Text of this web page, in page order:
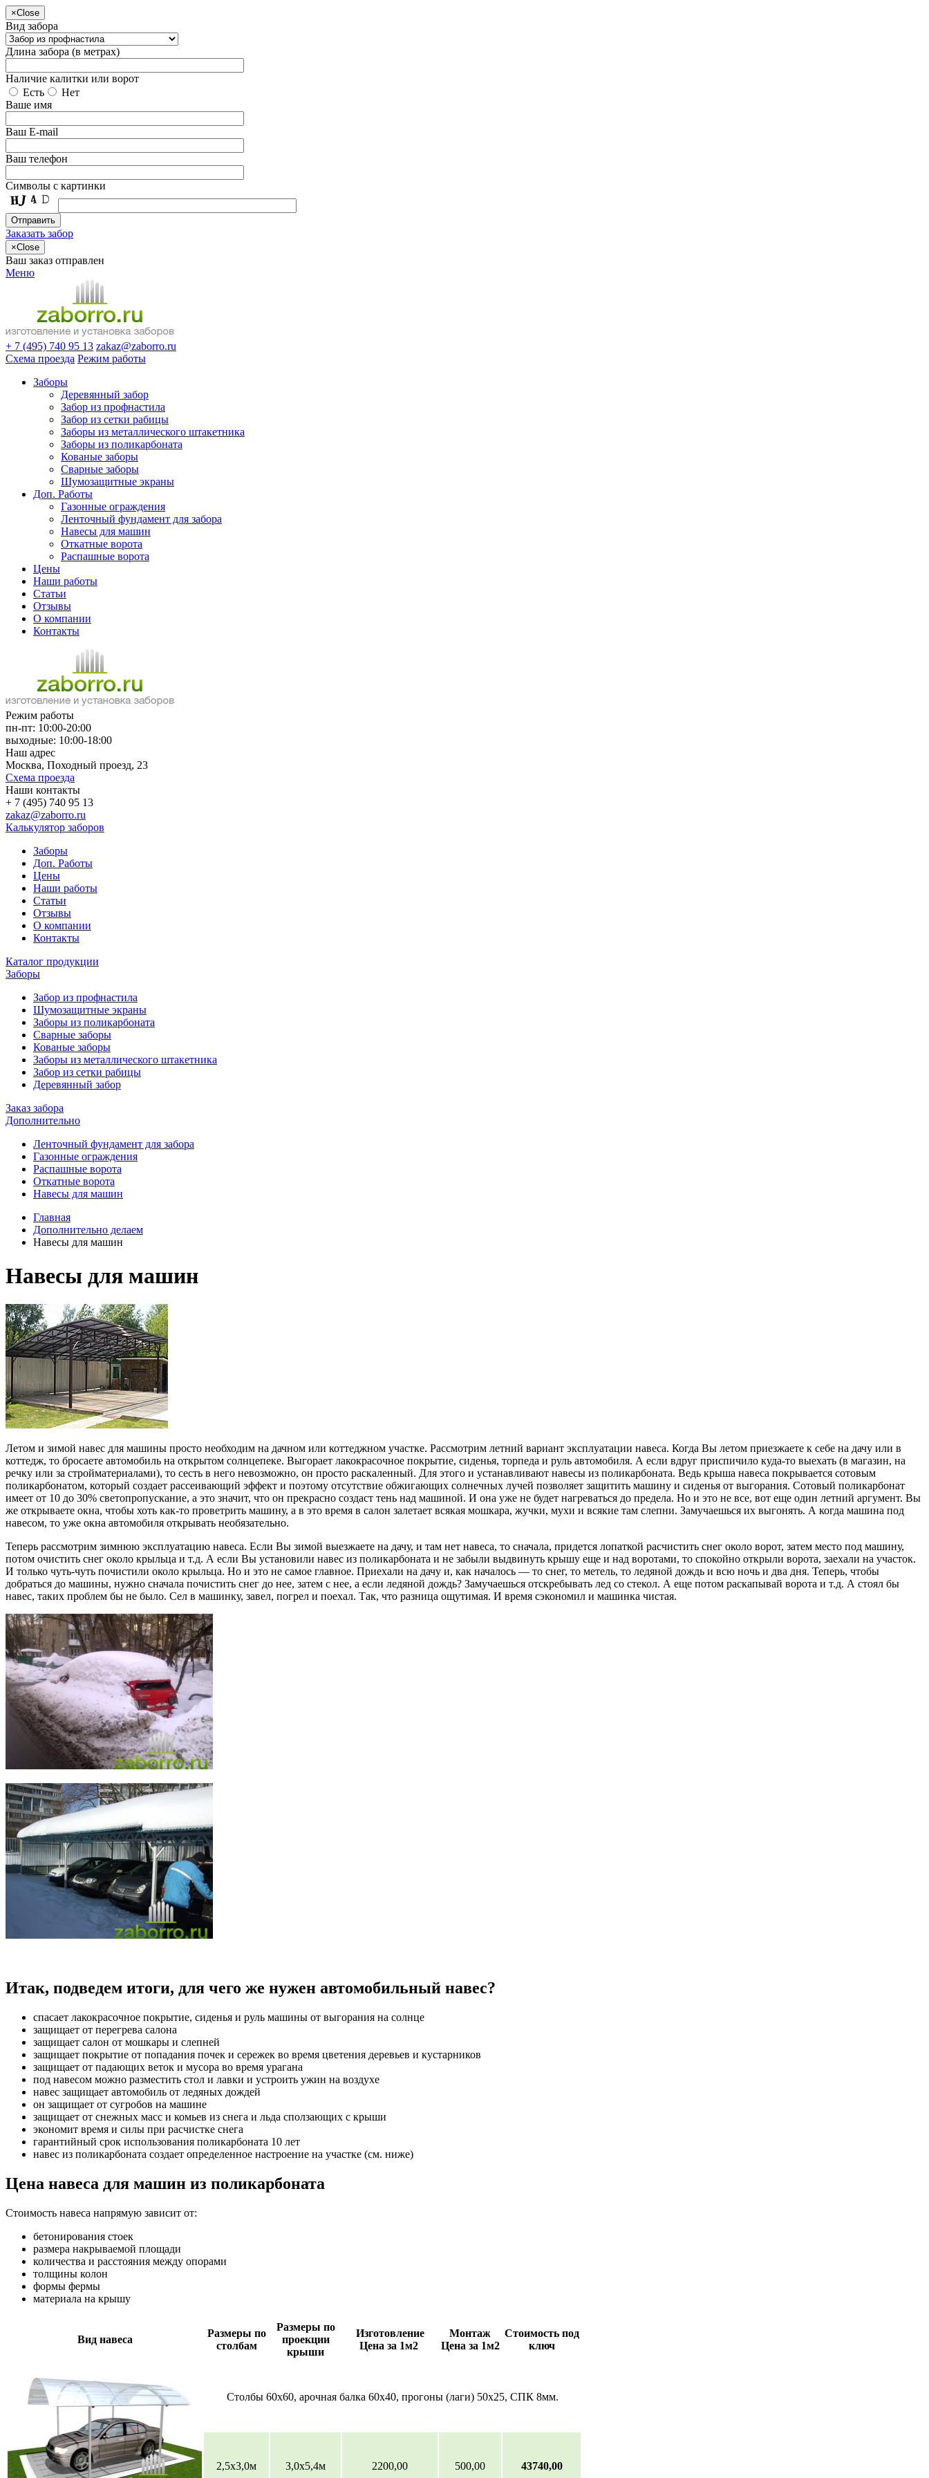
×Close
Вид забора
Длина забора (в метрах)
Наличие калитки или ворот
Есть
Нет
Ваше имя
Ваш E-mail
Ваш телефон
Символы с картинки
Заказать забор
×Close
Ваш заказ отправлен
Меню
+ 7 (495) 740 95 13 zakaz@zaborro.ru
Схема проезда Режим работы
Заборы
Деревянный забор
Забор из профнастила
Забор из сетки рабицы
Заборы из металлического штакетника
Заборы из поликарбоната
Кованые заборы
Сварные заборы
Шумозащитные экраны
Доп. Работы
Газонные ограждения
Ленточный фундамент для забора
Навесы для машин
Откатные ворота
Распашные ворота
Цены
Наши работы
Статьи
Отзывы
О компании
Контакты
Режим работы
пн-пт: 10:00-20:00
выходные: 10:00-18:00
Наш адрес
Москва, Походный проезд, 23
Схема проезда
Наши контакты
+ 7 (495) 740 95 13
zakaz@zaborro.ru
Калькулятор заборов
Заборы
Доп. Работы
Цены
Наши работы
Статьи
Отзывы
О компании
Контакты
Каталог продукции
Заборы
Забор из профнастила
Шумозащитные экраны
Заборы из поликарбоната
Сварные заборы
Кованые заборы
Заборы из металлического штакетника
Забор из сетки рабицы
Деревянный забор
Заказ забора
Дополнительно
Ленточный фундамент для забора
Газонные ограждения
Распашные ворота
Откатные ворота
Навесы для машин
Главная
Дополнительно делаем
Навесы для машин
Навесы для машин
Летом и зимой навес для машины просто необходим на дачном или коттеджном участке. Рассмотрим летний вариант эксплуатации навеса. Когда Вы летом приезжаете к себе на дачу или в
коттедж, то бросаете автомобиль на открытом солнцепеке. Выгорает лакокрасочное покрытие, сиденья, торпеда и руль автомобиля. А если вдруг приспичило куда-то выехать (в магазин, на
речку или за стройматериалами), то сесть в него невозможно, он просто раскаленный. Для этого и устанавливают навесы из поликарбоната. Ведь крыша навеса покрывается сотовым
поликарбонатом, который создает рассеивающий эффект и поэтому отсутствие обжигающих солнечных лучей позволяет защитить машину и сиденья от выгорания. Сотовый поликарбонат
имеет от 10 до 30% светопропускание, а это значит, что он прекрасно создаст тень над машиной. И она уже не будет нагреваться до предела. Но и это не все, вот еще один летний аргумент. Вы
же открываете окна, чтобы хоть как-то проветрить машину, а в это время в салон залетает всякая мошкара, жучки, мухи и всякие там слепни. Замучаешься их выгонять. А когда машина под
навесом, то уже окна автомобиля открывать необязательно.
Теперь рассмотрим зимнюю эксплуатацию навеса. Если Вы зимой выезжаете на дачу, и там нет навеса, то сначала, придется лопаткой расчистить снег около ворот, затем место под машину,
потом очистить снег около крыльца и т.д. А если Вы установили навес из поликарбоната и не забыли выдвинуть крышу еще и над воротами, то спокойно открыли ворота, заехали на участок.
И только чуть-чуть почистили около крыльца. Но и это не самое главное. Приехали на дачу и, как началось — то снег, то метель, то ледяной дождь и всю ночь и два дня. Теперь, чтобы
добраться до машины, нужно сначала почистить снег до нее, затем с нее, а если ледяной дождь? Замучаешься отскребывать лед со стекол. А еще потом раскапывай ворота и т.д. А стоял бы
навес, таких проблем бы не было. Сел в машинку, завел, погрел и поехал. Так, что разница ощутимая. И время сэкономил и машинка чистая.
Итак, подведем итоги, для чего же нужен автомобильный навес?
спасает лакокрасочное покрытие, сиденья и руль машины от выгорания на солнце
защищает от перегрева салона
защищает салон от мошкары и слепней
защищает покрытие от попадания почек и сережек во время цветения деревьев и кустарников
защищает от падающих веток и мусора во время урагана
под навесом можно разместить стол и лавки и устроить ужин на воздухе
навес защищает автомобиль от ледяных дождей
он защищает от сугробов на машине
защищает от снежных масс и комьев из снега и льда сползающих с крыши
экономит время и силы при расчистке снега
гарантийный срок использования поликарбоната 10 лет
навес из поликарбоната создает определенное настроение на участке (см. ниже)
Цена навеса для машин из поликарбоната
Стоимость навеса напрямую зависит от:
бетонирования стоек
размера накрываемой площади
количества и расстояния между опорами
толщины колон
формы фермы
материала на крышу
Вид навеса
Размеры по
столбам
Размеры по
проекции
крыши
Изготовление
Цена за 1м2
Монтаж
Цена за 1м2
Стоимость под
ключ
Столбы 60х60, арочная балка 60х40, прогоны (лаги) 50х25, СПК 8мм.
2,5х3,0м 3,0х5,4м 2200,00 500,00 43740,00